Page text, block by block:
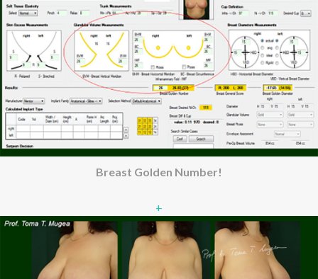
Breast Golden Number!
+